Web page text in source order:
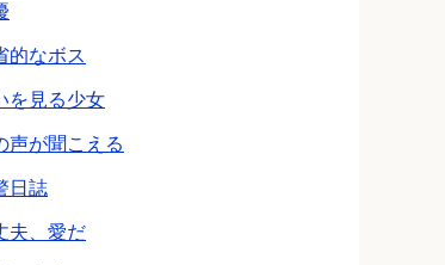
的なボス
を見る少女
声が聞こえる
日誌
夫、愛だ